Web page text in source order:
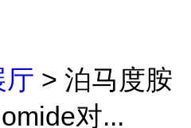
厅 > 泊马度胺
对...